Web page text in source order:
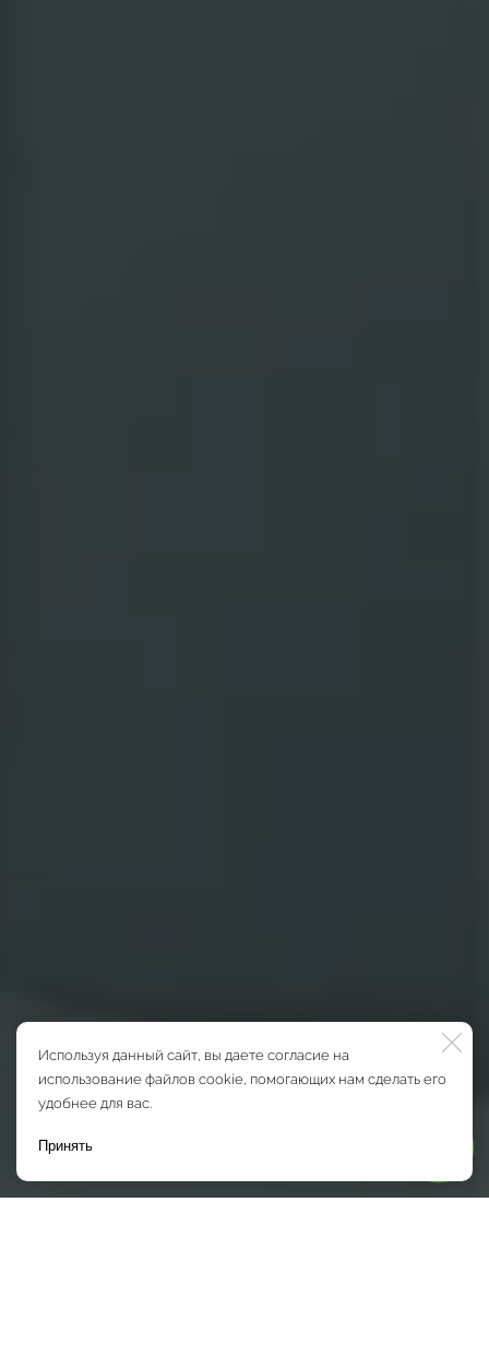
Используя данный сайт, вы даете согласие на
использование файлов cookie, помогающих нам сделать его
удобнее для вас.
Принять